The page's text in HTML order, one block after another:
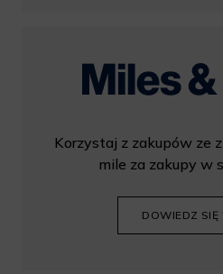
Korzystaj z zakupów ze
mile za zakupy w
DOWIEDZ SIĘ